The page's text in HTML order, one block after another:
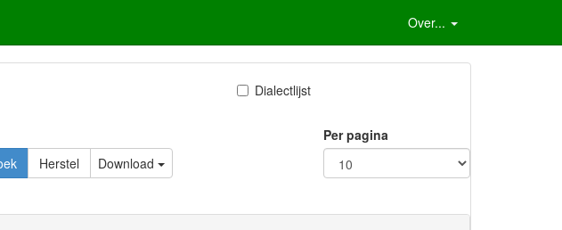
Over...
Dialectlijst
Download
Per pagina